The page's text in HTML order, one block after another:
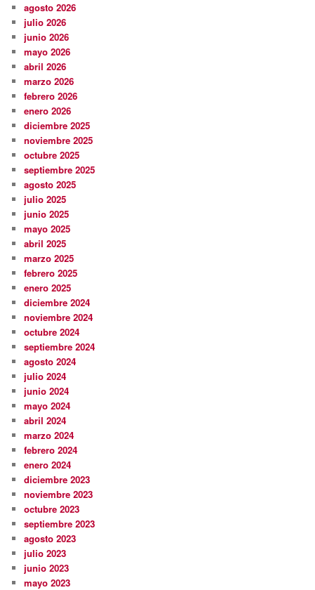
agosto 2026
julio 2026
junio 2026
mayo 2026
abril 2026
marzo 2026
febrero 2026
enero 2026
diciembre 2025
noviembre 2025
octubre 2025
septiembre 2025
agosto 2025
julio 2025
junio 2025
mayo 2025
abril 2025
marzo 2025
febrero 2025
enero 2025
diciembre 2024
noviembre 2024
octubre 2024
septiembre 2024
agosto 2024
julio 2024
junio 2024
mayo 2024
abril 2024
marzo 2024
febrero 2024
enero 2024
diciembre 2023
noviembre 2023
octubre 2023
septiembre 2023
agosto 2023
julio 2023
junio 2023
mayo 2023